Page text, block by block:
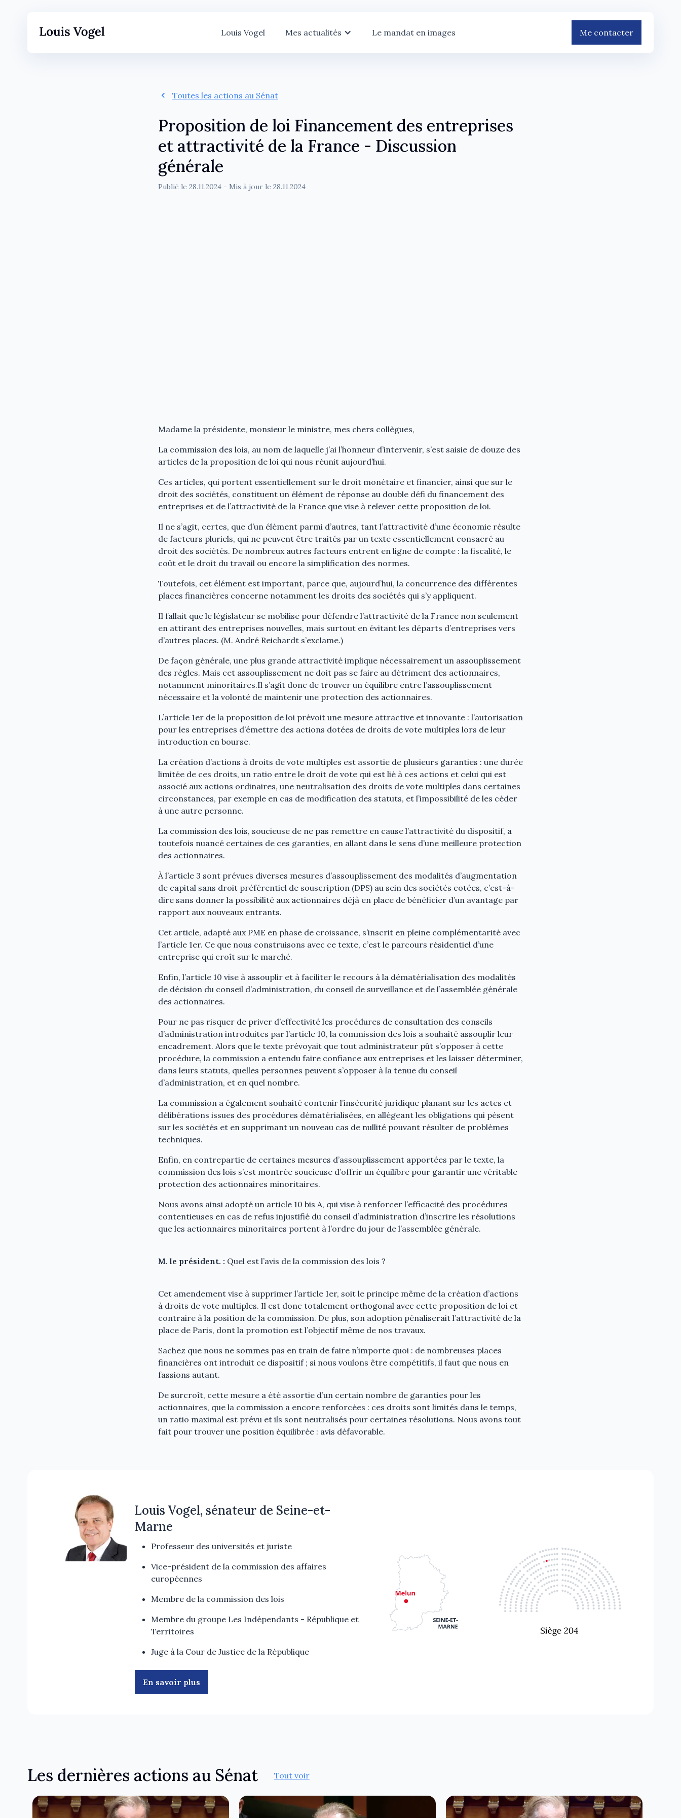
Louis Vogel Mes actualités Le mandat en images Me contacter
Toutes les actions au Sénat
Proposition de loi Financement des entreprises
et attractivité de la France - Discussion
générale
Publié le 28.11.2024 - Mis à jour le 28.11.2024
Madame la présidente, monsieur le ministre, mes chers collègues,
La commission des lois, au nom de laquelle j’ai l’honneur d’intervenir, s’est saisie de douze des
articles de la proposition de loi qui nous réunit aujourd’hui.
Ces articles, qui portent essentiellement sur le droit monétaire et financier, ainsi que sur le
droit des sociétés, constituent un élément de réponse au double défi du financement des
entreprises et de l’attractivité de la France que vise à relever cette proposition de loi.
Il ne s’agit, certes, que d’un élément parmi d’autres, tant l’attractivité d’une économie résulte
de facteurs pluriels, qui ne peuvent être traités par un texte essentiellement consacré au
droit des sociétés. De nombreux autres facteurs entrent en ligne de compte : la fiscalité, le
coût et le droit du travail ou encore la simplification des normes.
Toutefois, cet élément est important, parce que, aujourd’hui, la concurrence des différentes
places financières concerne notamment les droits des sociétés qui s’y appliquent.
Il fallait que le législateur se mobilise pour défendre l’attractivité de la France non seulement
en attirant des entreprises nouvelles, mais surtout en évitant les départs d’entreprises vers
d’autres places. (M. André Reichardt s’exclame.)
De façon générale, une plus grande attractivité implique nécessairement un assouplissement
des règles. Mais cet assouplissement ne doit pas se faire au détriment des actionnaires,
notamment minoritaires.Il s’agit donc de trouver un équilibre entre l’assouplissement
nécessaire et la volonté de maintenir une protection des actionnaires.
L’article 1er de la proposition de loi prévoit une mesure attractive et innovante : l’autorisation
pour les entreprises d’émettre des actions dotées de droits de vote multiples lors de leur
introduction en bourse.
La création d’actions à droits de vote multiples est assortie de plusieurs garanties : une durée
limitée de ces droits, un ratio entre le droit de vote qui est lié à ces actions et celui qui est
associé aux actions ordinaires, une neutralisation des droits de vote multiples dans certaines
circonstances, par exemple en cas de modification des statuts, et l’impossibilité de les céder
à une autre personne.
La commission des lois, soucieuse de ne pas remettre en cause l’attractivité du dispositif, a
toutefois nuancé certaines de ces garanties, en allant dans le sens d’une meilleure protection
des actionnaires.
À l’article 3 sont prévues diverses mesures d’assouplissement des modalités d’augmentation
de capital sans droit préférentiel de souscription (DPS) au sein des sociétés cotées, c’est-à-
dire sans donner la possibilité aux actionnaires déjà en place de bénéficier d’un avantage par
rapport aux nouveaux entrants.
Cet article, adapté aux PME en phase de croissance, s’inscrit en pleine complémentarité avec
l’article 1er. Ce que nous construisons avec ce texte, c’est le parcours résidentiel d’une
entreprise qui croît sur le marché.
Enfin, l’article 10 vise à assouplir et à faciliter le recours à la dématérialisation des modalités
de décision du conseil d’administration, du conseil de surveillance et de l’assemblée générale
des actionnaires.
Pour ne pas risquer de priver d’effectivité les procédures de consultation des conseils
d’administration introduites par l’article 10, la commission des lois a souhaité assouplir leur
encadrement. Alors que le texte prévoyait que tout administrateur pût s’opposer à cette
procédure, la commission a entendu faire confiance aux entreprises et les laisser déterminer,
dans leurs statuts, quelles personnes peuvent s’opposer à la tenue du conseil
d’administration, et en quel nombre.
La commission a également souhaité contenir l’insécurité juridique planant sur les actes et
délibérations issues des procédures dématérialisées, en allégeant les obligations qui pèsent
sur les sociétés et en supprimant un nouveau cas de nullité pouvant résulter de problèmes
techniques.
Enfin, en contrepartie de certaines mesures d’assouplissement apportées par le texte, la
commission des lois s’est montrée soucieuse d’offrir un équilibre pour garantir une véritable
protection des actionnaires minoritaires.
Nous avons ainsi adopté un article 10 bis A, qui vise à renforcer l’efficacité des procédures
contentieuses en cas de refus injustifié du conseil d’administration d’inscrire les résolutions
que les actionnaires minoritaires portent à l’ordre du jour de l’assemblée générale.
M. le président. : Quel est l’avis de la commission des lois ?
Cet amendement vise à supprimer l’article 1er, soit le principe même de la création d’actions
à droits de vote multiples. Il est donc totalement orthogonal avec cette proposition de loi et
contraire à la position de la commission. De plus, son adoption pénaliserait l’attractivité de la
place de Paris, dont la promotion est l’objectif même de nos travaux.
Sachez que nous ne sommes pas en train de faire n’importe quoi : de nombreuses places
financières ont introduit ce dispositif ; si nous voulons être compétitifs, il faut que nous en
fassions autant.
De surcroît, cette mesure a été assortie d’un certain nombre de garanties pour les
actionnaires, que la commission a encore renforcées : ces droits sont limités dans le temps,
un ratio maximal est prévu et ils sont neutralisés pour certaines résolutions. Nous avons tout
fait pour trouver une position équilibrée : avis défavorable.
Louis Vogel, sénateur de Seine-et-
Marne
Professeur des universités et juriste
Vice-président de la commission des affaires
européennes
Membre de la commission des lois
Membre du groupe Les Indépendants - République et
Territoires
Juge à la Cour de Justice de la République
En savoir plus
Les dernières actions au Sénat Tout voir